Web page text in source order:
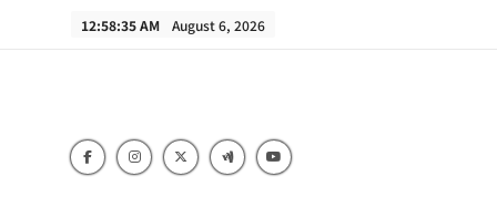
12:58:35 AM August 6, 2026